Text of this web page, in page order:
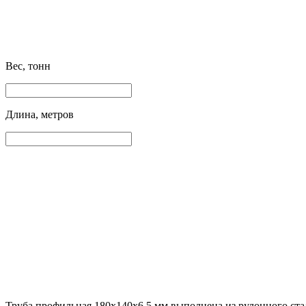
Вес, тонн
Длина, метров